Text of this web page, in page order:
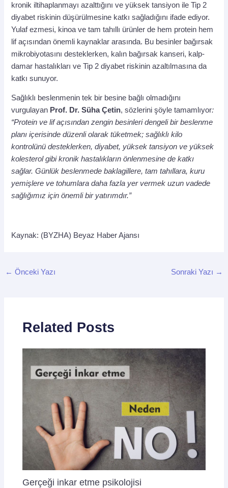
kronik iltihaplanmayı azalttığını ve yüksek tansiyon ile Tip 2
diyabet riskinin düşürülmesine katkı sağladığını ifade ediyor.
Yulaf ezmesi, kinoa ve tam tahıllı ürünler de hem protein hem
lif açısından önemli kaynaklar arasında. Bu besinler bağırsak
mikrobiyotasını desteklerken, kalın bağırsak kanseri, kalp-
damar hastalıkları ve Tip 2 diyabet riskinin azaltılmasına da
katkı sunuyor.
Sağlıklı beslenmenin tek bir besine bağlı olmadığını
vurgulayan Prof. Dr. Süha Çetin, sözlerini şöyle tamamlıyor:
“Protein ve lif açısından zengin besinleri dengeli bir beslenme
planı içerisinde düzenli olarak tüketmek; sağlıklı kilo
kontrolünü desteklerken, diyabet, yüksek tansiyon ve yüksek
kolesterol gibi kronik hastalıkların önlenmesine de katkı
sağlar. Günlük beslenmede baklagillere, tam tahıllara, kuru
yemişlere ve tohumlara daha fazla yer vermek uzun vadede
sağlığımız için önemli bir yatırımdır.”
Kaynak: (BYZHA) Beyaz Haber Ajansı
← Önceki Yazı Sonraki Yazı →
Related Posts
Gerçeği inkar etme psikolojisi